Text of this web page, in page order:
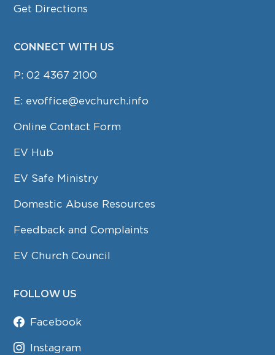
Get Directions
CONNECT WITH US
P:02 4367 2100
E: evoffice@evchurch.info
Online Contact Form
EV Hub
EV Safe Ministry
Domestic Abuse Resources
Feedback and Complaints
EV Church Council
FOLLOW US
Facebook
Instagram